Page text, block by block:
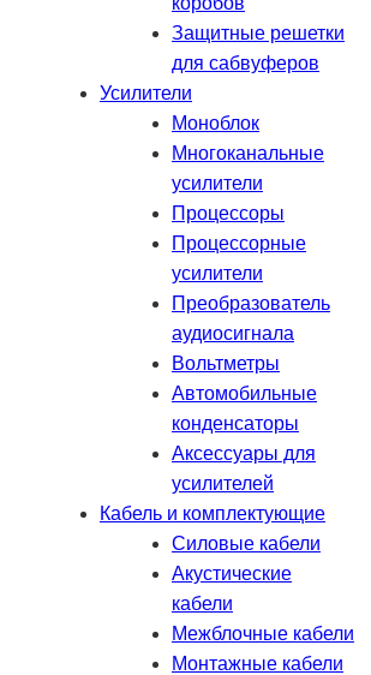
Защитные решетки
для сабвуферов
Усилители
Моноблок
Многоканальные
усилители
Процессоры
Процессорные
усилители
Преобразователь
аудиосигнала
Вольтметры
Автомобильные
конденсаторы
Аксессуары для
усилителей
Кабель и комплектующие
Силовые кабели
Акустические
кабели
Межблочные кабели
Монтажные кабели